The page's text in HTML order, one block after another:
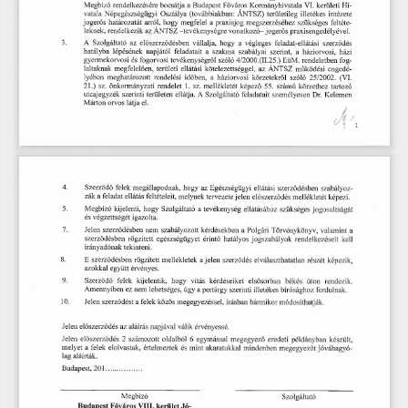
Megbízó
  rendelkezésére
  bocsátja
  a  Budapest
  Főváros
  Kormányhivatala
  VI.
  kerületi
  Hi-
vatala
  Népegészségügyi
  Osztálya
  (továbbiakban:
  ÁNTSZ)
  területileg
  illetékes
  intézete
jogerős
  határozatát
  arról,
  hogy
  megfelel
  a praxisjog
  megszerzéséhez
  szükséges
  feltéte-
leknek, rendelkezik
  az
ÁNTSZ -tevékenységre vonatkozó-jogerős
  praxisengedélyével.
3.            A
  Szolgáltató
  az
  előszerződésben
  vállalja,
  hogy
  a
  végleges
  feladat-ellátási
  szerződés
hatályba
  lépésének
  napjától
  feladatait
  a  szakma
  szabályai
  szerint,
  a
  háziorvosi,
  házi
gyermekorvosi
  és
fogorvosi tevékenységről
  szóló
  4/2000.(11.25.)
  EüM.
  rendeletben
  fog-
laltaknak
  megfelelően,
  területi
  ellátási
  kötelezettséggel,
  az
  ÁNTSZ
  működési
  engedé-
lyében
  meghatározott
  rendelési
  időben,
  a
  háziorvosi
  körzetekről
  szóló
  25/2002.
  (VI.
21.)
  sz.
  önkormányzati
  rendelet
  1.
  sz.
  mellékletét
  képező
  55.
  számú
  körzethez
  tartozó
utcajegyzék
  szerinti
  területen
  ellátja.
A
  Szolgáltató
  feladatait
  személyesen
  Dr.
  Kelemen
Márton
  orvos
látja el.